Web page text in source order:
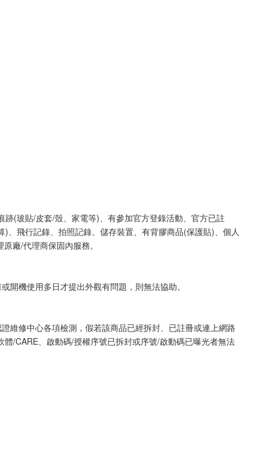
(玻貼/皮套/殼、家電等)、有參加官方登錄活動、官方已註
、飛行記錄、拍照記錄、儲存裝置、有背膠商品(保護貼)、個人
廠/代理商保固內服務。
機使用多日才提出外觀有問題，則無法協助。
維修中心各項檢測，假若該商品已經拆封、已註冊或連上網路
/CARE、啟動碼/授權序號已拆封或序號/啟動碼已曝光者無法